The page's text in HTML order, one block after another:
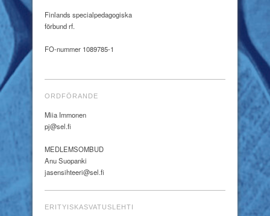
Finlands specialpedagogiska
förbund rf.
FO-nummer 1089785-1
ORDFÖRANDE
Miia Immonen
pj@sel.fi
MEDLEMSOMBUD
Anu Suopanki
jasensihteeri@sel.fi
ERITYISKASVATUSLEHTI